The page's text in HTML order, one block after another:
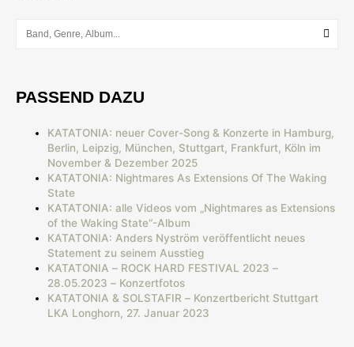
PASSEND DAZU
KATATONIA: neuer Cover-Song & Konzerte in Hamburg,
Berlin, Leipzig, München, Stuttgart, Frankfurt, Köln im
November & Dezember 2025
KATATONIA: Nightmares As Extensions Of The Waking
State
KATATONIA: alle Videos vom „Nightmares as Extensions
of the Waking State“-Album
KATATONIA: Anders Nyström veröffentlicht neues
Statement zu seinem Ausstieg
KATATONIA – ROCK HARD FESTIVAL 2023 –
28.05.2023 – Konzertfotos
KATATONIA & SOLSTAFIR – Konzertbericht Stuttgart
LKA Longhorn, 27. Januar 2023